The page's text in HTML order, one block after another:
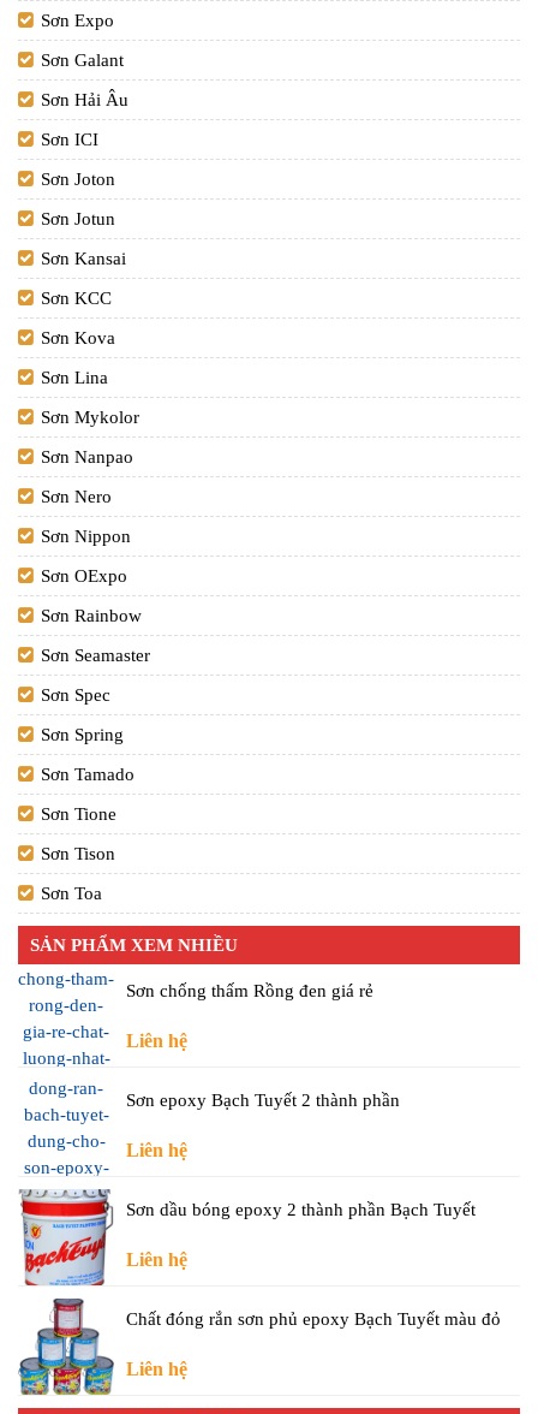
Sơn Expo
Sơn Galant
Sơn Hải Âu
Sơn ICI
Sơn Joton
Sơn Jotun
Sơn Kansai
Sơn KCC
Sơn Kova
Sơn Lina
Sơn Mykolor
Sơn Nanpao
Sơn Nero
Sơn Nippon
Sơn OExpo
Sơn Rainbow
Sơn Seamaster
Sơn Spec
Sơn Spring
Sơn Tamado
Sơn Tione
Sơn Tison
Sơn Toa
SẢN PHẨM XEM NHIỀU
Sơn chống thấm Rồng đen giá rẻ
Liên hệ
Sơn epoxy Bạch Tuyết 2 thành phần
Liên hệ
Sơn dầu bóng epoxy 2 thành phần Bạch Tuyết
Liên hệ
Chất đóng rắn sơn phủ epoxy Bạch Tuyết màu đỏ
Liên hệ